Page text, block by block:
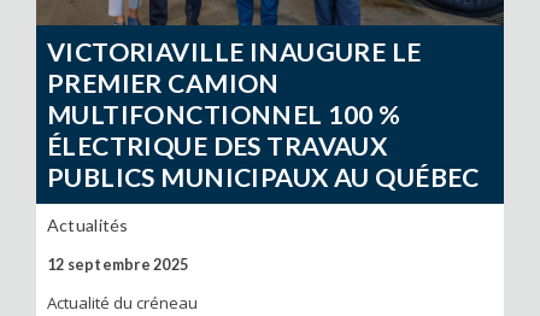
VICTORIAVILLE INAUGURE LE
PREMIER CAMION
MULTIFONCTIONNEL 100 %
ÉLECTRIQUE DES TRAVAUX
PUBLICS MUNICIPAUX AU QUÉBEC
Actualités
12 septembre 2025
Actualité du créneau